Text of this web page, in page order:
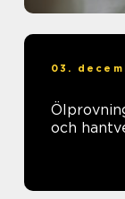
03.
och